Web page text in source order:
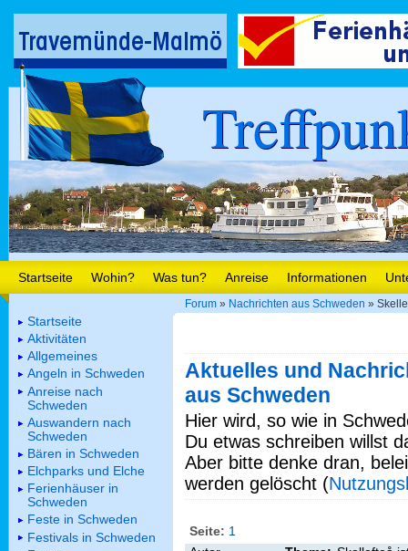
Startseite Wohin? Was tun? Anreise Informationen
Forum » Nachrichten aus Schweden »
Aktuelles und
aus Schweden
Hier wird, so wie in
Du etwas schreiben willst
Aber bitte denke dran,
werden gelöscht (
Seite: 1
Startseite
Aktivitäten
Allgemeines
Angeln in Schweden
Anreise nach
Schweden
Auswandern nach
Schweden
Bären in Schweden
Elchparks und Elche
Ferienhäuser in
Schweden
Feste in Schweden
Festivals in Schweden